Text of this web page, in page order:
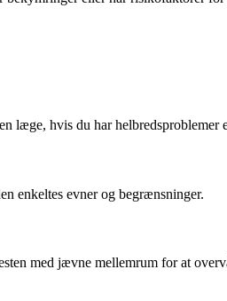
læge, hvis du har helbredsproblemer
enkeltes evner og begrænsninger.
med jævne mellemrum for at